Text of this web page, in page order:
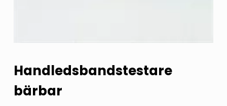
Handledsbandstestare
bärbar